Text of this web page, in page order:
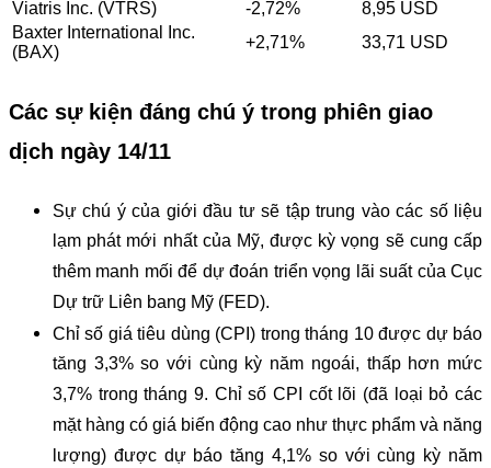
Viatris Inc. (VTRS) -2,72%
8,95 USD
Baxter International Inc.
(BAX)
+2,71% 33,71 USD
Các sự kiện đáng chú ý trong phiên giao
dịch ngày 14/11
Sự chú ý của giới đầu tư sẽ tập trung vào các số liệu
lạm phát mới nhất của Mỹ, được kỳ vọng sẽ cung cấp
thêm manh mối để dự đoán triển vọng lãi suất của Cục
Dự trữ Liên bang Mỹ (FED).
Chỉ số giá tiêu dùng (CPI) trong tháng 10 được dự báo
tăng 3,3% so với cùng kỳ năm ngoái, thấp hơn mức
3,7% trong tháng 9. Chỉ số CPI cốt lõi (đã loại bỏ các
mặt hàng có giá biến động cao như thực phẩm và năng
lượng) được dự báo tăng 4,1% so với cùng kỳ năm